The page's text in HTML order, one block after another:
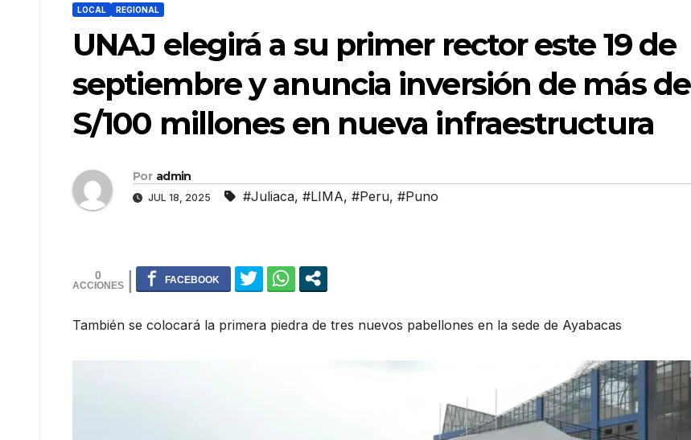
LOCAL REGIONAL
UNAJ elegirá a su primer rector este 19 de
septiembre y anuncia inversión de más de
S/100 millones en nueva infraestructura
Por admin
JUL 18, 2025 #Juliaca, #LIMA, #Peru, #Puno
0
También se colocará la primera piedra de tres nuevos pabellones en la sede de Ayabacas